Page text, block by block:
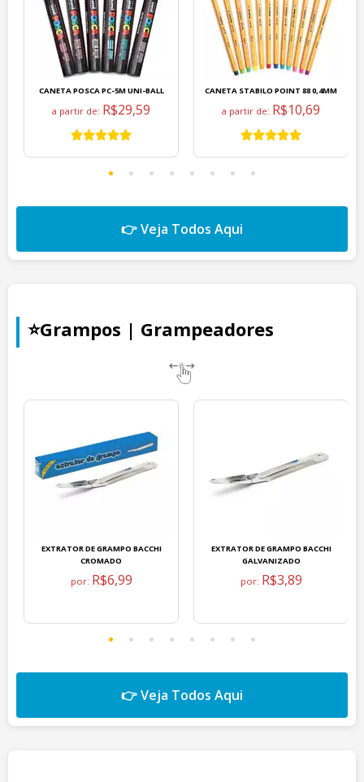
CANETA POSCA PC-5M UNI-BALL
a partir de: R$29,59
CANETA STABILO POINT 88 0,4MM
a partir de: R$10,69
👉 Veja Todos Aqui
⭐Grampos | Grampeadores
EXTRATOR DE GRAMPO BACCHI
CROMADO
por: R$6,99
EXTRATOR DE GRAMPO BACCHI
GALVANIZADO
por: R$3,89
👉 Veja Todos Aqui